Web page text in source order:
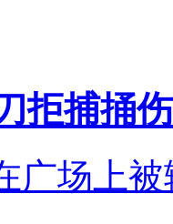
拒捕捅
广场上